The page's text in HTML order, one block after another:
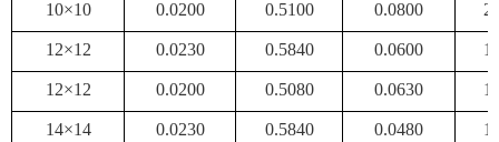
10×10 0.0200 0.5100 0.0800
12×12 0.0230 0.5840 0.0600
12×12 0.0200 0.5080 0.0630
14×14 0.0230 0.5840 0.0480